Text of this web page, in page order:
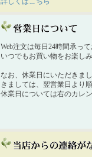
Web注文は毎日24時間承って
いつでもお買い物をお楽しみ
なお、休業日にいただきま
きましては、翌営業日より
休業日については右のカレ